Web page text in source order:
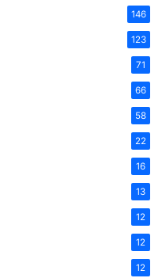
146
123
71
66
58
22
16
13
12
12
12